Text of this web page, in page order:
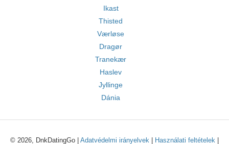
Ikast
Thisted
Værløse
Dragør
Tranekær
Haslev
Jyllinge
Dánia
© 2026, DnkDatingGo | Adatvédelmi irányelvek Használati feltételek